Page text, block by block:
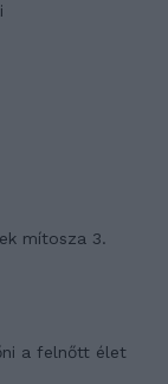
mítosza 3.
a felnőtt élet